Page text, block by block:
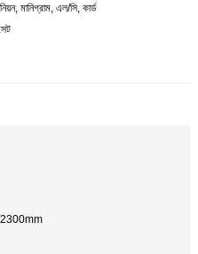
মানিগ্রাম, এল/সি, কার্ড